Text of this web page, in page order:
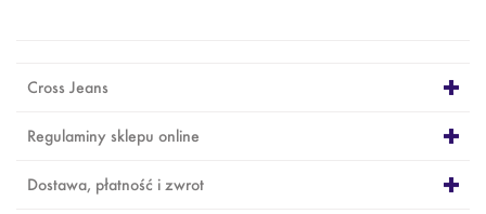
Cross Jeans
Regulaminy sklepu online
Dostawa, płatność i zwrot